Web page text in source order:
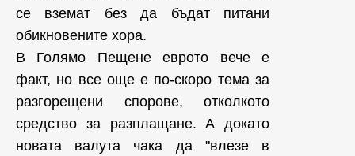
се вземат без да бъдат питани
обикновените хора.
В Голямо Пещене еврото вече е
факт, но все още е по-скоро тема за
разгорещени спорове, отколкото
средство за разплащане. А докато
новата валута чака да "влезе в